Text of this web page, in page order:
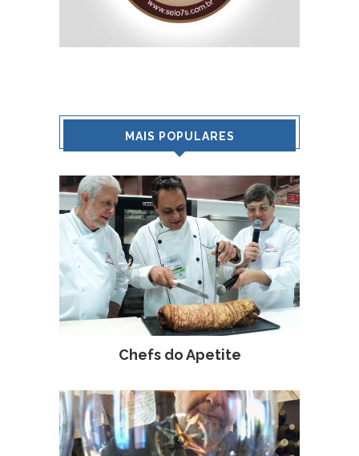
MAIS POPULARES
Chefs do Apetite